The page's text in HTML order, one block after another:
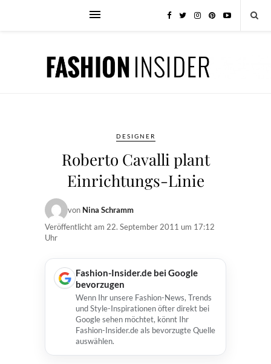
DESIGNER
Roberto Cavalli plant
Einrichtungs-Linie
von Nina Schramm
Veröffentlicht am 22. September 2011 um 17:12
Uhr
Fashion-Insider.de bei Google
bevorzugen
Wenn Ihr unsere Fashion-News, Trends
und Style-Inspirationen öfter direkt bei
Google sehen möchtet, könnt Ihr
Fashion-Insider.de als bevorzugte Quelle
auswählen.